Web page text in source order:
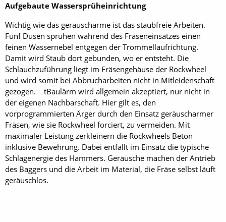
Aufgebaute Wassersprüheinrichtung
Wichtig wie das geräuscharme ist das staubfreie Arbeiten.
Fünf Düsen sprühen während des Fräseneinsatzes einen
feinen Wassernebel entgegen der Trommellaufrichtung.
Damit wird Staub dort gebunden, wo er entsteht. Die
Schlauchzuführung liegt im Fräsengehäuse der Rock­wheel
und wird somit bei Abbrucharbeiten nicht in Mitleidenschaft
gezogen. tBaulärm wird allgemein akzeptiert, nur nicht in
der eigenen Nachbarschaft. Hier gilt es, den
vorprogrammierten Ärger durch den Einsatz geräuscharmer
Fräsen, wie sie Rock­wheel forciert, zu vermeiden. Mit
maximaler Leistung zerkleinern die Rock­wheels Beton
inklusive Bewehrung. Dabei entfällt im Einsatz die typische
Schlagenergie des Hammers. Geräusche machen der Antrieb
des Baggers und die Arbeit im Material, die Fräse selbst läuft
geräuschlos.